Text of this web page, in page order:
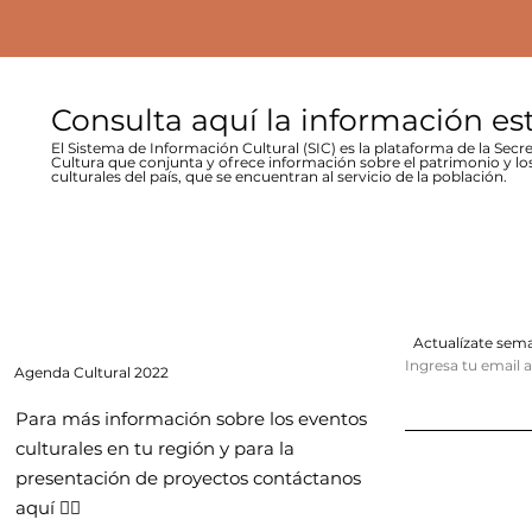
Consulta aquí la información
El Sistema de Información Cultural (SIC) es la plataforma de la
Cultura que conjunta y ofrece información sobre el patrimonio y
culturales del país, que se encuentran al servicio de la población.
Agenda Cultural 2022
Para más información sobre los eventos
culturales en tu región y para la
presentación de proyectos contáctanos
aquí 👇🏻
Actualízate
Ingresa tu email